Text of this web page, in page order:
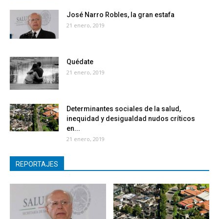
José Narro Robles, la gran estafa
21 enero, 2019
Quédate
21 enero, 2019
Determinantes sociales de la salud,
inequidad y desigualdad nudos críticos
en...
21 enero, 2019
REPORTAJES